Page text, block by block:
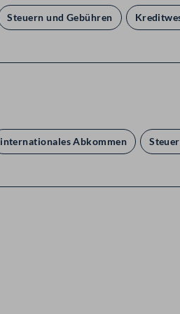
Steuern und Gebühren
internationales Abkommen